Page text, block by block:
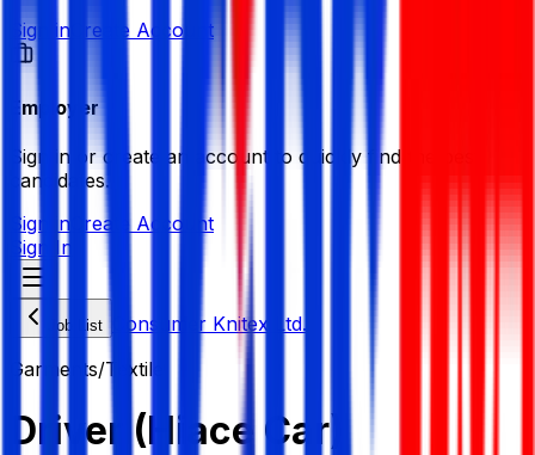
Sign in Create Account
Employer
Sign in or create an account to quickly find the best
candidates.
Sign in Create Account
Sign In
Job List
Consumer Knitex Ltd.
Garments/Textile
Driver (Hiace Car)